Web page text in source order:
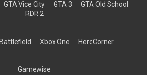
GTA Vice City GTA 3
GTA Old School
RDR 2
Battlefield Xbox One HeroCorner
Gamewise